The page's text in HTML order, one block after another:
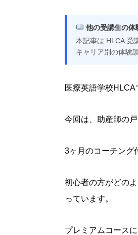
他の受講生の体
本記事は HLCA 受
キャリア別の体験
医療英語学校HLCA
今回は、助産師の
3ヶ月のコーチング
初心者の方がどの
っています。
プレミアムコース